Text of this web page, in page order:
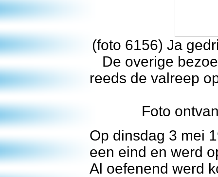
(foto 6156) Ja
De overige
reeds de valreep
Foto
Op dinsdag 3 mei
een eind en werd
Al oefenend werd